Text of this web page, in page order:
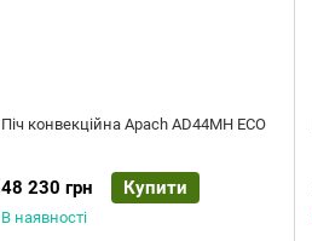
Піч конвекційна Apach AD44MH ECO
48 230 грн Купити
В наявності